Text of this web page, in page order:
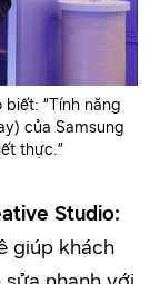
“Tính năng
của Samsung
thực.”
Studio:
giúp khách